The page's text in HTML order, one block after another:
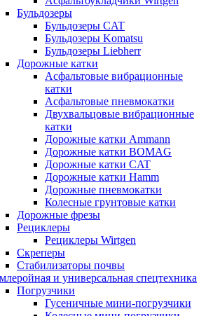
Бульдозеры
Бульдозеры CAT
Бульдозеры Komatsu
Бульдозеры Liebherr
Дорожные катки
Асфальтовые вибрационные
катки
Асфальтовые пневмокатки
Двухвальцовые вибрационные
катки
Дорожные катки Ammann
Дорожные катки BOMAG
Дорожные катки CAT
Дорожные катки Hamm
Дорожные пневмокатки
Колесные грунтовые катки
Дорожные фрезы
Рециклеры
Рециклеры Wirtgen
Скреперы
Стабилизаторы почвы
и универсальная спецтехника
Погрузчики
Гусеничные мини-погрузчики